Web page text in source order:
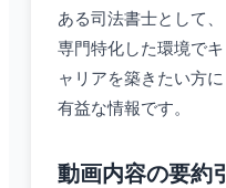
ある司法書士として、
専門特化した環境でキ
ャリアを築きたい方に
有益な情報です。
動画内容の要約引